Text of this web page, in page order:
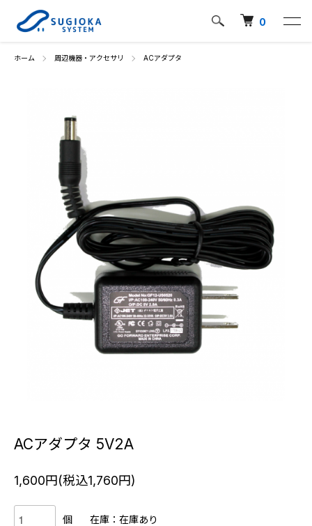
0
ホーム 周辺機器・アクセサリ ACアダプタ
ACアダプタ 5V2A
1,600円(税込1,760円)
個 在庫：在庫あり